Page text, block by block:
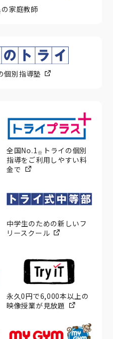
の家庭教師
個別指導塾
全国No.1※ トライの個別
指導をご利用しやすい料
金で
中学生のための新しいフ
リースクール
永久0円で6,000本以上の
映像授業が見放題